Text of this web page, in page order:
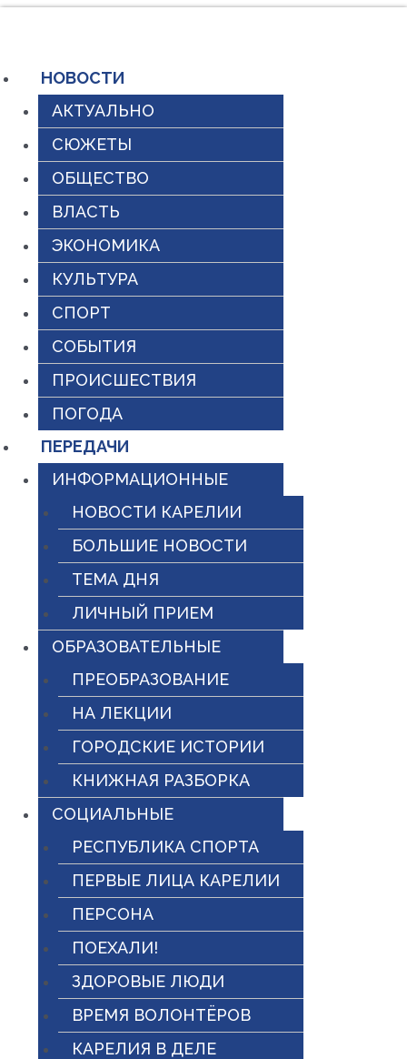
содержимому
НОВОСТИ
АКТУАЛЬНО
СЮЖЕТЫ
ОБЩЕСТВО
ВЛАСТЬ
ЭКОНОМИКА
КУЛЬТУРА
СПОРТ
СОБЫТИЯ
ПРОИСШЕСТВИЯ
ПОГОДА
ПЕРЕДАЧИ
ИНФОРМАЦИОННЫЕ
НОВОСТИ КАРЕЛИИ
БОЛЬШИЕ НОВОСТИ
ТЕМА ДНЯ
ЛИЧНЫЙ ПРИЕМ
ОБРАЗОВАТЕЛЬНЫЕ
ПРЕОБРАЗОВАНИЕ
НА ЛЕКЦИИ
ГОРОДСКИЕ ИСТОРИИ
КНИЖНАЯ РАЗБОРКА
СОЦИАЛЬНЫЕ
РЕСПУБЛИКА СПОРТА
ПЕРВЫЕ ЛИЦА КАРЕЛИИ
ПЕРСОНА
ПОЕХАЛИ!
ЗДОРОВЫЕ ЛЮДИ
ВРЕМЯ ВОЛОНТЁРОВ
КАРЕЛИЯ В ДЕЛЕ